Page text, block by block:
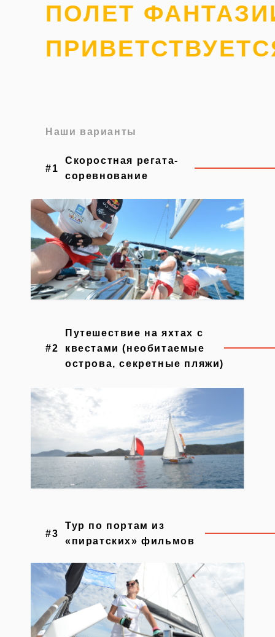
ПОЛЕТ
Наши варианты
Скоростная регата-
соревнование
#1
Путешествие на яхтах с
квестами (необитаемые
острова, секретные пляжи)
Тур по портам из
«пиратских» фильмов
#2
#3